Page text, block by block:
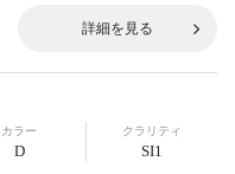
詳細を見る
カラー
D
クラリティ
SI1